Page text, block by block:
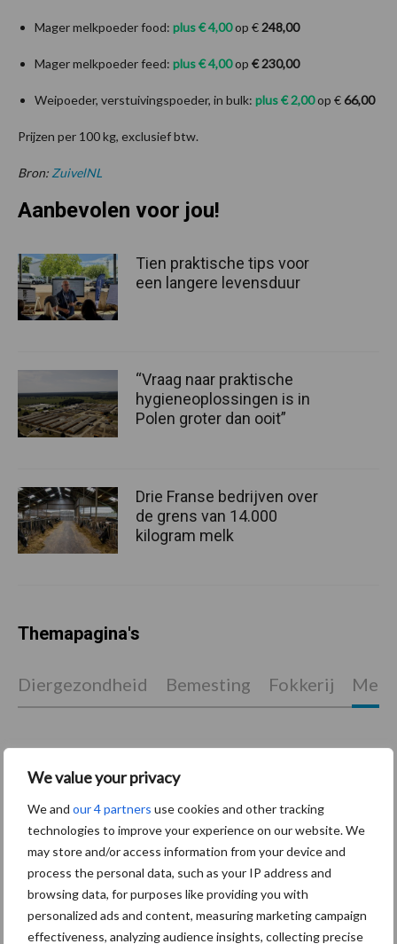
We value your privacy
We and our 4 partners use cookies and other tracking
technologies to improve your experience on our website. We
may store and/or access information from your device and
process the personal data, such as your IP address and
browsing data, for purposes like providing you with
personalized ads and content, measuring marketing campaign
effectiveness, analyzing audience insights, collecting precise
Mager melkpoeder food: plus € 4,00op € 248,00
Mager melkpoeder feed: plus € 4,00op € 230,00
Weipoeder, verstuivingspoeder, in bulk: plus € 2,00op €66,00
Prijzen per 100 kg, exclusief btw.
Bron: ZuivelNL
Aanbevolen voor jou!
Tien praktische tips voor
een langere levensduur
“Vraag naar praktische
hygieneoplossingen is in
Polen groter dan ooit”
Drie Franse bedrijven over
de grens van 14.000
kilogram melk
Themapagina's
Diergezondheid Bemesting Fokkerij
Bedrijfsnieuws
Voerhekken
Toon meer